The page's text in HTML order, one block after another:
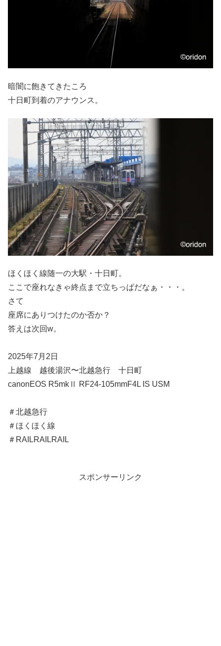
暗闇に飽きてきたころ
十日町到着のアナウンス。
ほくほく線随一の大駅・十日町。
ここで座れなきゃ終点まで立ちっぱだなぁ・・・。
さて
座席にありつけたのか否か？
答えは次回w。
2025年7月2日
上越線 越後湯沢〜北越急行 十日町
canonEOS R5mkⅡ RF24-105mmF4L IS USM
＃北越急行
＃ほくほく線
＃RAILRAILRAIL
スポンサーリンク